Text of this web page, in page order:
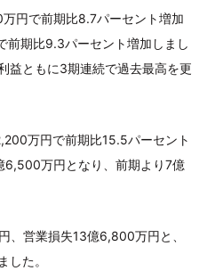
円で前期比8.7パーセント増加
前期比9.3パーセント増加しまし
益ともに3期連続で過去最高を更
万円で前期比15.5パーセント
6,500万円となり、前期より7億
、営業損失13億6,800万円と、
た。